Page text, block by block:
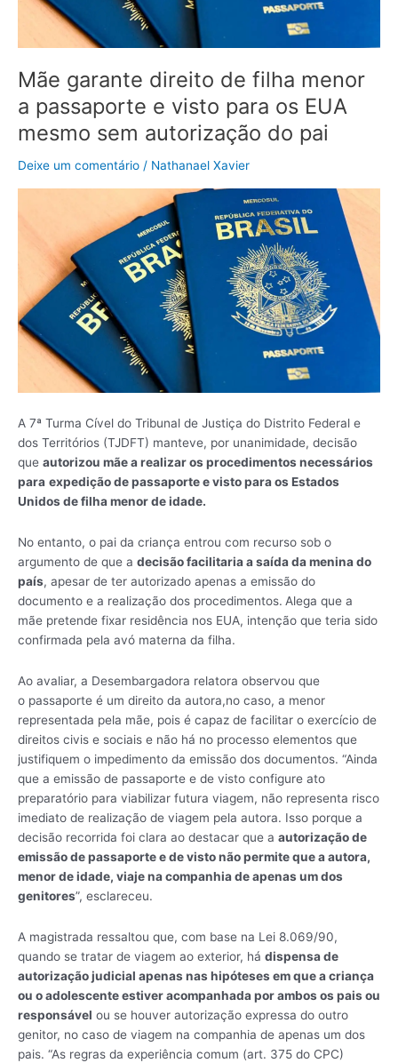
Mãe garante direito de filha menor
a passaporte e visto para os EUA
mesmo sem autorização do pai
Deixe um comentário / Nathanael Xavier
A 7ª Turma Cível do Tribunal de Justiça do Distrito Federal e
dos Territórios (TJDFT) manteve, por unanimidade, decisão
que autorizou mãe a realizar os procedimentos necessários
para expedição de passaporte e visto para os Estados
Unidosde filha menor de idade.
No entanto, o pai da criança entrou com recurso sob o
argumento de que a decisão facilitaria a saída da menina do
país, apesar de ter autorizado apenas a emissão do
documento e a realização dos procedimentos. Alega que a
mãe pretende fixar residência nos EUA, intenção que teria sido
confirmada pela avó materna da filha.
Ao avaliar, a Desembargadora relatora observou que
o passaporte é um direito da autora,no caso, a menor
representada pela mãe, pois é capaz de facilitar o exercício de
direitos civis e sociais e não há no processo elementos que
justifiquem o impedimento da emissão dos documentos. “Ainda
que a emissão de passaporte e de visto configure ato
preparatório para viabilizar futura viagem, não representa risco
imediato de realização de viagem pela autora. Isso porque a
decisão recorrida foi clara ao destacar que a autorização de
emissão de passaporte e de visto não permite que a autora,
menor de idade, viaje na companhia de apenas um dos
genitores”, esclareceu.
A magistrada ressaltou que, com base na Lei 8.069/90,
quando se tratar de viagem ao exterior, há dispensa de
autorização judicial apenas nas hipóteses em que a criança
ou o adolescente estiver acompanhada por ambos os pais ou
responsável ou se houver autorização expressa do outro
genitor, no caso de viagem na companhia de apenas um dos
pais. “As regras da experiência comum (art. 375 do CPC)
para
os
EUA
mesmo
sem
do
pai